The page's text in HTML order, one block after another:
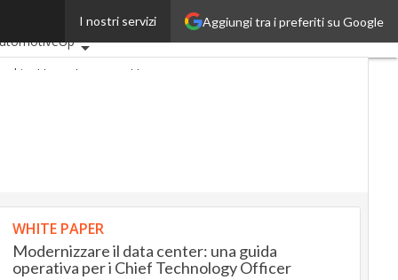
Aggiungi tra i preferiti su Google
I nostri servizi
InsuranceUp
WHITE PAPER
Modernizzare il data center: una guida
operativa per i Chief Technology Officer